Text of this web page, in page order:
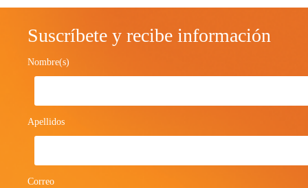
Suscríbete y recibe información
Nombre(s)
Apellidos
Correo